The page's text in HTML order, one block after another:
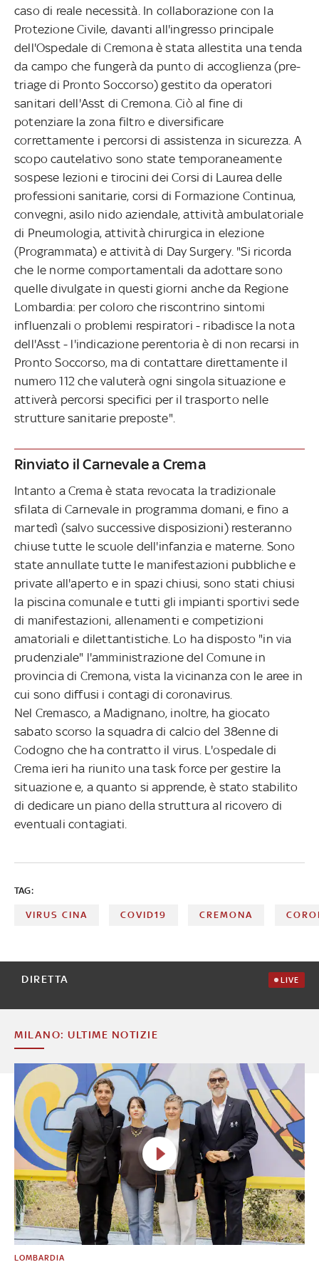
caso di reale necessità. In collaborazione con la
Protezione Civile, davanti all'ingresso principale
dell'Ospedale di Cremona è stata allestita una tenda
da campo che fungerà da punto di accoglienza (pre-
triage di Pronto Soccorso) gestito da operatori
sanitari dell'Asst di Cremona. Ciò al fine di
potenziare la zona filtro e diversificare
correttamente i percorsi di assistenza in sicurezza. A
scopo cautelativo sono state temporaneamente
sospese lezioni e tirocini dei Corsi di Laurea delle
professioni sanitarie, corsi di Formazione Continua,
convegni, asilo nido aziendale, attività ambulatoriale
di Pneumologia, attività chirurgica in elezione
(Programmata) e attività di Day Surgery. "Si ricorda
che le norme comportamentali da adottare sono
quelle divulgate in questi giorni anche da Regione
Lombardia: per coloro che riscontrino sintomi
influenzali o problemi respiratori - ribadisce la nota
dell'Asst - l'indicazione perentoria è di non recarsi in
Pronto Soccorso, ma di contattare direttamente il
numero 112 che valuterà ogni singola situazione e
attiverà percorsi specifici per il trasporto nelle
strutture sanitarie preposte".
Rinviato il Carnevale a Crema
Intanto a Crema è stata revocata la tradizionale
sfilata di Carnevale in programma domani, e fino a
martedì (salvo successive disposizioni) resteranno
chiuse tutte le scuole dell'infanzia e materne. Sono
state annullate tutte le manifestazioni pubbliche e
private all'aperto e in spazi chiusi, sono stati chiusi
la piscina comunale e tutti gli impianti sportivi sede
di manifestazioni, allenamenti e competizioni
amatoriali e dilettantistiche. Lo ha disposto "in via
prudenziale" l'amministrazione del Comune in
provincia di Cremona, vista la vicinanza con le aree in
cui sono diffusi i contagi di coronavirus.
Nel Cremasco, a Madignano, inoltre, ha giocato
sabato scorso la squadra di calcio del 38enne di
Codogno che ha contratto il virus. L'ospedale di
Crema ieri ha riunito una task force per gestire la
situazione e, a quanto si apprende, è stato stabilito
di dedicare un piano della struttura al ricovero di
eventuali contagiati.
TAG:
VIRUS CINA COVID19 CREMONA
DIRETTA LIVE
MILANO: ULTIME NOTIZIE
LOMBARDIA